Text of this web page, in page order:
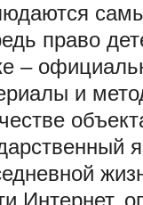
право
–
и
Интернет,